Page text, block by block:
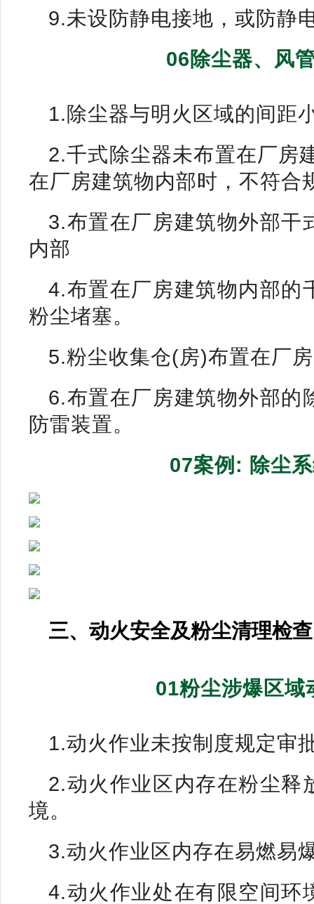
9.未设防静电接地，或防静
06除尘器、风
1.除尘器与明火区域的间距
2.千式除尘器未布置在厂房
在厂房建筑物内部时，不符合
3.布置在厂房建筑物外部干
内部
4.布置在厂房建筑物内部的
粉尘堵塞。
5.粉尘收集仓(房)布置在厂
6.布置在厂房建筑物外部的
防雷装置。
07案例: 除尘
三、动火安全及粉尘清理检查
01粉尘涉爆区域
1.动火作业未按制度规定审
2.动火作业区内存在粉尘释
境。
3.动火作业区内存在易燃易
4.动火作业处在有限空间环